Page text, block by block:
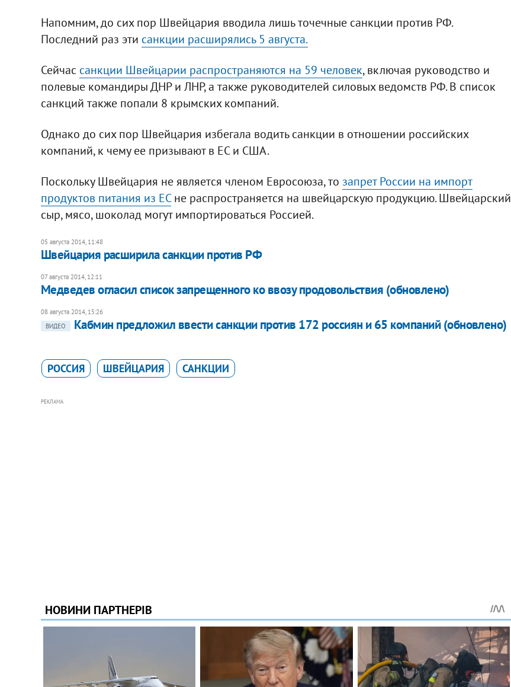
Напомним, до сих пор Швейцария вводила лишь точечные санкции против РФ.
Последний раз эти санкции расширялись 5 августа.
Сейчас санкции Швейцарии распространяются на 59 человек, включая руководство и
полевые командиры ДНР и ЛНР, а также руководителей силовых ведомств РФ. В список
санкций также попали 8 крымских компаний.
Однако до сих пор Швейцария избегала водить санкции в отношении российских
компаний, к чему ее призывают в ЕС и США.
Поскольку Швейцария не является членом Евросоюза, то запрет России на импорт
продуктов питания из ЕСне распространяется на швейцарскую продукцию. Швейцарский
сыр, мясо, шоколад могут импортироваться Россией.
05 августа 2014, 11:48
Швейцария расширила санкции против РФ
07 августа 2014, 12:11
Медведев огласил список запрещенного ко ввозу продовольствия (обновлено)
08 августа 2014, 15:26
ВИДЕО
Кабмин предложил ввести санкции против 172 россиян и 65 компаний (обновлено)
РОССИЯ ШВЕЙЦАРИЯ САНКЦИИ
РЕКЛАМА